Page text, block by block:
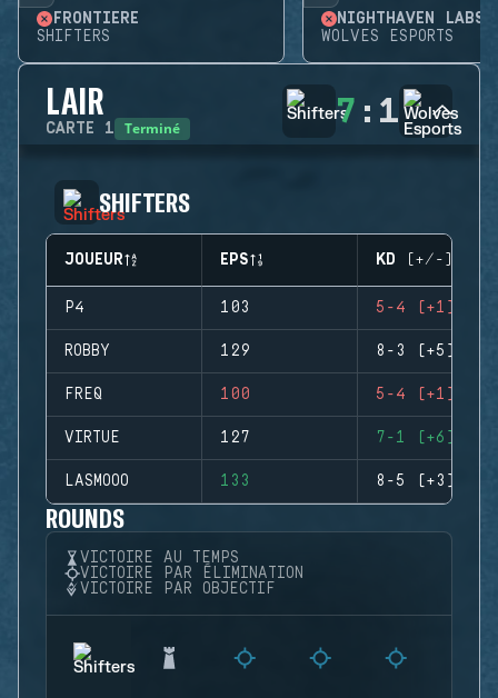
FRONTIÈRE
SHIFTERS
NIGHTHAVEN LABS
WOLVES ESPORTS
LAIR
CARTE 1 Terminé 7 : 1
SHIFTERS
JOUEUR EPS KD (+/-)
P4 103 5-4 (+1)
ROBBY 129 8-3 (+5)
FREQ 100 5-4 (+1)
VIRTUE 127 7-1 (+6)
LASMOOO 133 8-5 (+3)
ROUNDS
VICTOIRE AU TEMPS
VICTOIRE PAR ÉLIMINATION
VICTOIRE PAR OBJECTIF